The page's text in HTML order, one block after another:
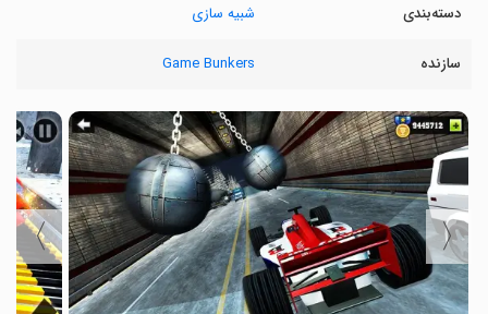
دسته‌بندی شبیه سازی
سازنده Game Bunkers
〈
〉